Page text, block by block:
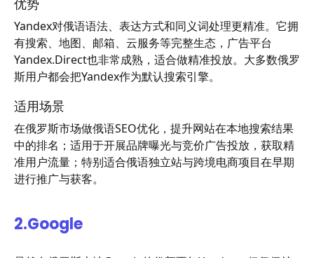
优势
Yandex对俄语语法、表达方式和同义词处理更精准。它拥
有搜索、地图、邮箱、云服务等完整生态，广告平台
Yandex.Direct也非常成熟，适合做精准投放。大多数俄罗
斯用户都会把Yandex作为默认搜索引擎。
适用场景
在俄罗斯市场做俄语SEO优化，提升网站在本地搜索结果
中的排名；适用于开展品牌曝光与竞价广告投放，获取精
准用户流量；特别适合俄语独立站与跨境电商项目在早期
进行推广与获客。
2.Google